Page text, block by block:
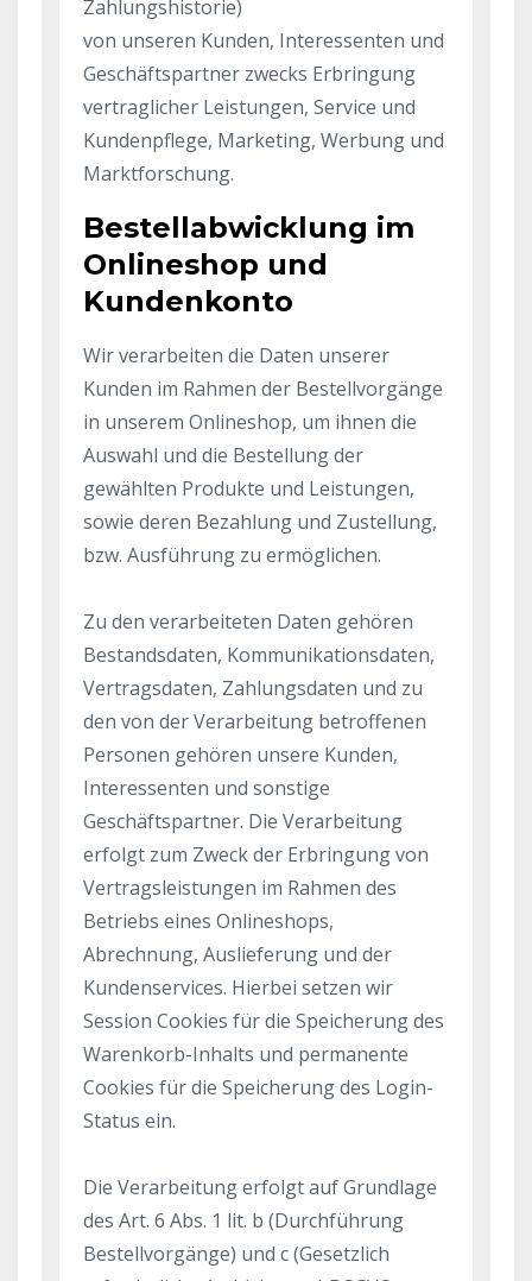
Zahlungshistorie)
von unseren Kunden, Interessenten und
Geschäftspartner zwecks Erbringung
vertraglicher Leistungen, Service und
Kundenpflege, Marketing, Werbung und
Marktforschung.
Bestellabwicklung im
Onlineshop und
Kundenkonto
Wir verarbeiten die Daten unserer
Kunden im Rahmen der Bestellvorgänge
in unserem Onlineshop, um ihnen die
Auswahl und die Bestellung der
gewählten Produkte und Leistungen,
sowie deren Bezahlung und Zustellung,
bzw. Ausführung zu ermöglichen.
Zu den verarbeiteten Daten gehören
Bestandsdaten, Kommunikationsdaten,
Vertragsdaten, Zahlungsdaten und zu
den von der Verarbeitung betroffenen
Personen gehören unsere Kunden,
Interessenten und sonstige
Geschäftspartner. Die Verarbeitung
erfolgt zum Zweck der Erbringung von
Vertragsleistungen im Rahmen des
Betriebs eines Onlineshops,
Abrechnung, Auslieferung und der
Kundenservices. Hierbei setzen wir
Session Cookies für die Speicherung des
Warenkorb-Inhalts und permanente
Cookies für die Speicherung des Login-
Status ein.
Die Verarbeitung erfolgt auf Grundlage
des Art. 6 Abs. 1 lit. b (Durchführung
Bestellvorgänge) und c (Gesetzlich